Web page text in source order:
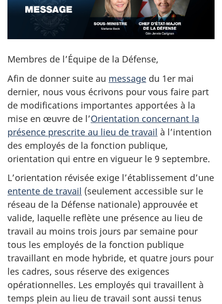
Membres de l’Équipe de la Défense,
Afin de donner suite au message du 1er mai
dernier, nous vous écrivons pour vous faire part
de modifications importantes apportées à la
mise en œuvre de l’Orientation concernant la
présence prescrite au lieu de travail à l’intention
des employés de la fonction publique,
orientation qui entre en vigueur le 9 septembre.
L’orientation révisée exige l’établissement d’une
entente de travail (seulement accessible sur le
réseau de la Défense nationale) approuvée et
valide, laquelle reflète une présence au lieu de
travail au moins trois jours par semaine pour
tous les employés de la fonction publique
travaillant en mode hybride, et quatre jours pour
les cadres, sous réserve des exigences
opérationnelles. Les employés qui travaillent à
temps plein au lieu de travail sont aussi tenus